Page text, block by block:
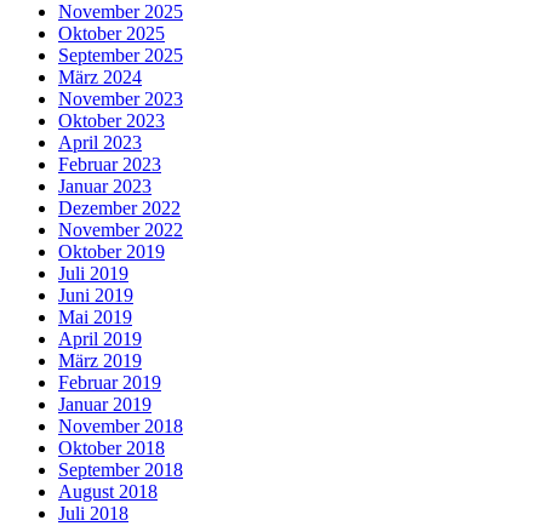
November 2025
Oktober 2025
September 2025
März 2024
November 2023
Oktober 2023
April 2023
Februar 2023
Januar 2023
Dezember 2022
November 2022
Oktober 2019
Juli 2019
Juni 2019
Mai 2019
April 2019
März 2019
Februar 2019
Januar 2019
November 2018
Oktober 2018
September 2018
August 2018
Juli 2018